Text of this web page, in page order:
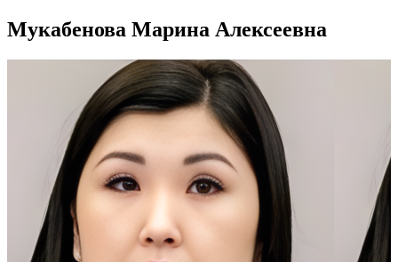
Мукабенова Марина Алексеевна